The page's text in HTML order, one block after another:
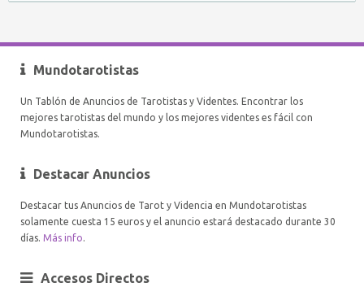
Mundotarotistas
Un Tablón de Anuncios de Tarotistas y Videntes. Encontrar los
mejores tarotistas del mundo y los mejores videntes es fácil con
Mundotarotistas.
Destacar Anuncios
Destacar tus Anuncios de Tarot y Videncia en Mundotarotistas
solamente cuesta 15 euros y el anuncio estará destacado durante 30
días. Más info.
Accesos Directos